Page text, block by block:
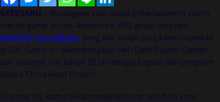
GEEKSAKU – Shuangwei Interactive Entertainment resmi
merilis game action–adventure RPG gelap berjudul
AWAKEN: AstralBlade, yang kini sudah bisa kamu mainkan
di iOS. Game ini dikembangkan oleh Dark Pigeon Games
dan awalnya rilis tahun 2024 sebagai bagian dari program
Sony’s China Hero Project.
Di game ini, kamu bakal menjelajahi reruntuhan kuno